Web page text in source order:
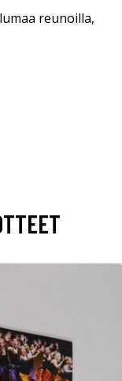
reunoilla,